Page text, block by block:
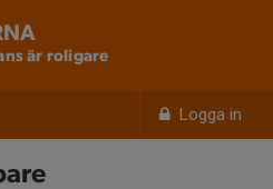
Logga in
är roligare